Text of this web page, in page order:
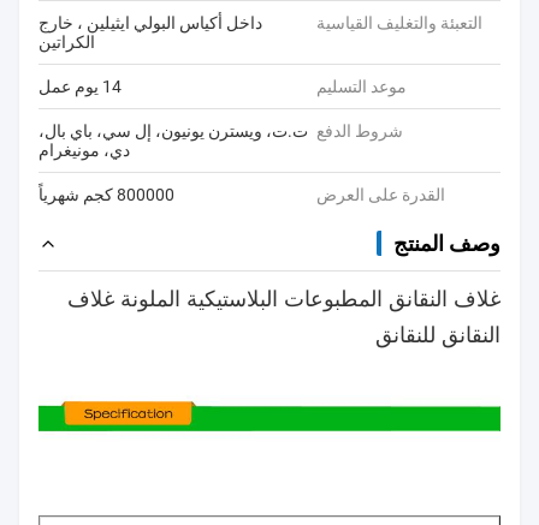
التعبئة والتغليف القياسية
داخل أكياس البولي ايثيلين ، خارج
الكراتين
موعد التسليم 14 يوم عمل
شروط الدفع ت.ت، ويسترن يونيون، إل سي، باي بال،
دي، مونيغرام
القدرة على العرض 800000 كجم شهرياً
وصف المنتج
غلاف النقانق المطبوعات البلاستيكية الملونة غلاف
النقانق للنقانق